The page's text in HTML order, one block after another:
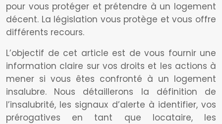
pour vous protéger et prétendre à un logement
décent. La législation vous protège et vous offre
différents recours.
L’objectif de cet article est de vous fournir une
information claire sur vos droits et les actions à
mener si vous êtes confronté à un logement
insalubre. Nous détaillerons la définition de
l’insalubrité, les signaux d’alerte à identifier, vos
prérogatives en tant que locataire, les